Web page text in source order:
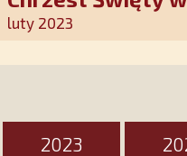
Kościoła. Nasz
luty 2023
2023